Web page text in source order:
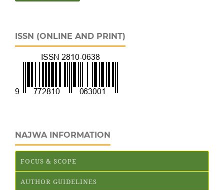
ISSN (ONLINE AND PRINT)
NAJWA INFORMATION
FOCUS & SCOPE
AUTHOR GUIDELINES